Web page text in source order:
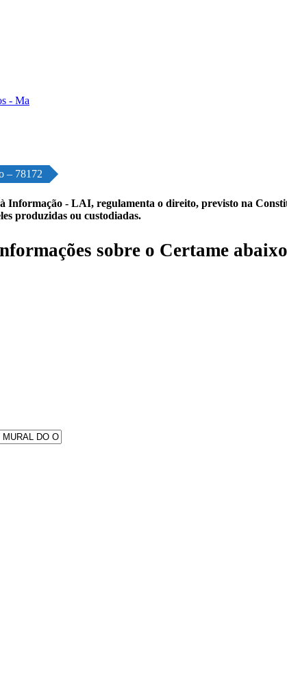
– 78172
Informação - LAI, regulamenta o direito, previsto na
produzidas ou custodiadas.
sobre o Certame abaixo